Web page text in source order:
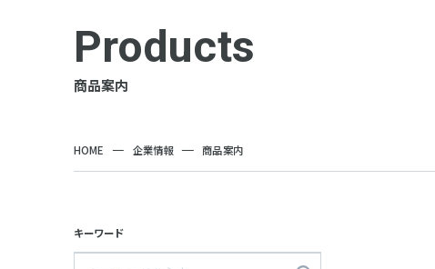
Products
商品案内
HOME 企業情報 商品案内
キーワード